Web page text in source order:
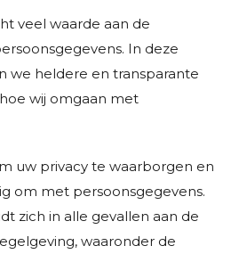
veel waarde aan de
In deze
we heldere en transparante
wij omgaan met
uw privacy te waarborgen en
om met persoonsgegevens.
zich in alle gevallen aan de
waaronder de